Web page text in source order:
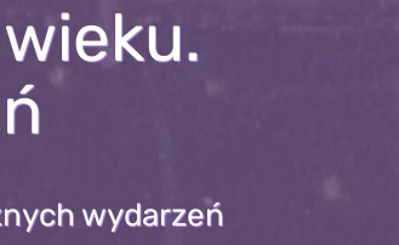
wydarzeń